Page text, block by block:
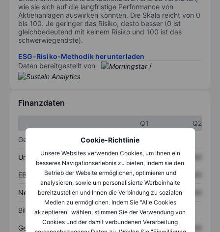
Cookie-Richtlinie
Unsere Websites verwenden Cookies, um Ihnen ein
besseres Navigationserlebnis zu bieten, indem sie den
Betrieb der Website ermöglichen, optimieren und
analysieren, sowie um personalisierte Werbeinhalte
bereitzustellen und Ihnen die Verbindung zu sozialen
Medien zu ermöglichen. Indem Sie "Alle Cookies
akzeptieren" wählen, stimmen Sie der Verwendung von
Cookies und der damit verbundenen Verarbeitung
wie sie sich auf die langfristige Performance von
Aktienanlagen auswirken könnten. Die Skala reicht von 0
bis 100. Je geringer das Risiko, desto besser (0 ist
gleichbedeutend mit keinem Risiko und 100 ist das
schwerwiegendste).
ESG-Risiko-Methodik herunterladen
Daten bereitgestellt von
/
Finanzdaten
Q1
Q2
Gewinn- und Verlustrechnung
Umsatz XXXXXXX XXXXXXX
EBITDA XXXXXXX XXXXXXX
Nettoeinkommen XXXXXXX XXXXXXX
Bilanz
Gesamtvermögen XXXXXXX XXXXXXX